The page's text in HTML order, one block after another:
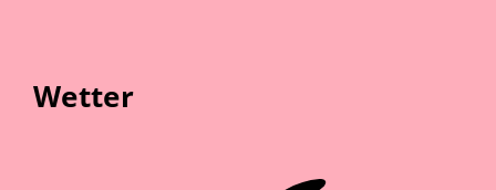
Wetter